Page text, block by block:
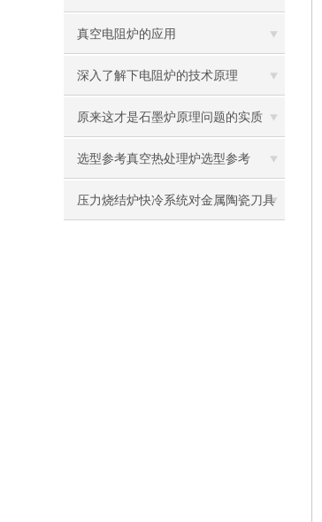
真空电阻炉的应用
深入了解下电阻炉的技术原理
原来这才是石墨炉原理问题的实质
选型参考真空热处理炉选型参考
压力烧结炉快冷系统对金属陶瓷刀具